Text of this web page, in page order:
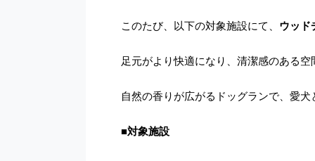
このたび、以下の対象施設にて、 ウッド
足元がより快適になり、清潔感のある
自然の香りが広がるドッグランで、愛
■対象施設